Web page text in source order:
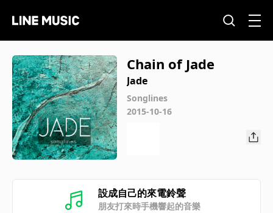
Chain of Jade
Jade
Songlines
2015-10-16
設成自己的來電鈴聲
朋友打來時手機響起的音樂